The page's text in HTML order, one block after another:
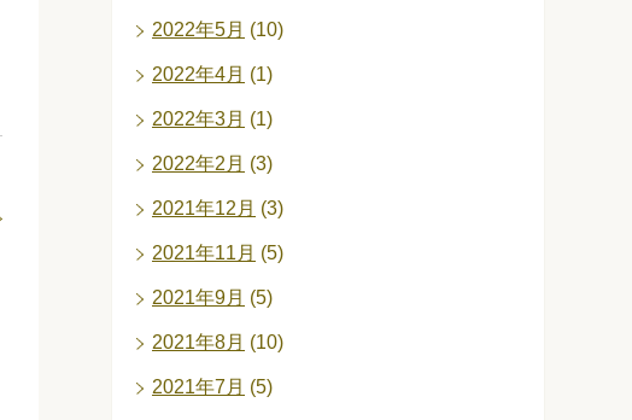
2022年5月 (10)
2022年4月 (1)
2022年3月 (1)
2022年2月 (3)
2021年12月 (3)
2021年11月 (5)
2021年9月 (5)
2021年8月 (10)
2021年7月 (5)